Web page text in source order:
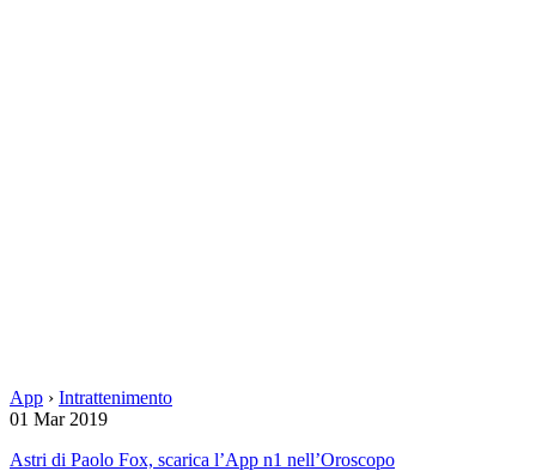
App › Intrattenimento
01 Mar 2019
Astri di Paolo Fox, scarica l’App n1 nell’Oroscopo